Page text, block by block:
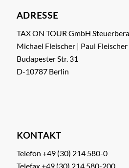
ADRESSE
TAX ON TOUR GmbH
Michael Fleischer | Paul Fleischer
Budapester Str. 31
D-10787 Berlin
KONTAKT
Telefon +49 (30) 214 580-0
Telefax +49 (30) 214 580-200